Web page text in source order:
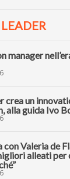
manager
crea un
alla guida Ivo
Valeria de
alleati per